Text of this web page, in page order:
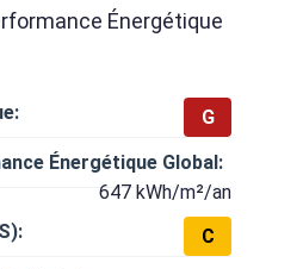
Énergétique
G
Énergétique Global:
647 kWh/m²/an
C